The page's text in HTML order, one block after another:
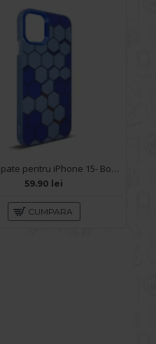
Husa spate pentru iPhone 15- Bozo case Albastru
59.90 lei
CUMPARA